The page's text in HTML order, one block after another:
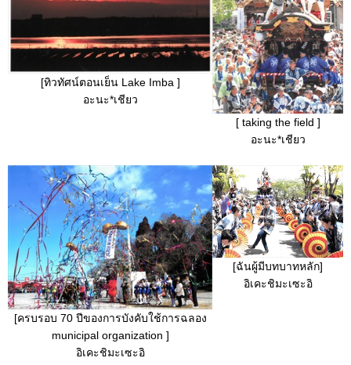
[ทิวทัศน์ตอนเย็น Lake Imba ]
อะนะ*เชียว
[ taking the field ]
อะนะ*เชียว
[ครบรอบ 70 ปีของการบังคับใช้การฉลอง
municipal organization ]
อิเคะชิมะเซะอิ
[ฉันผู้มีบทบาทหลัก]
อิเคะชิมะเซะอิ